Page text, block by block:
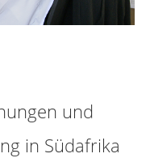
und
in Südafrika